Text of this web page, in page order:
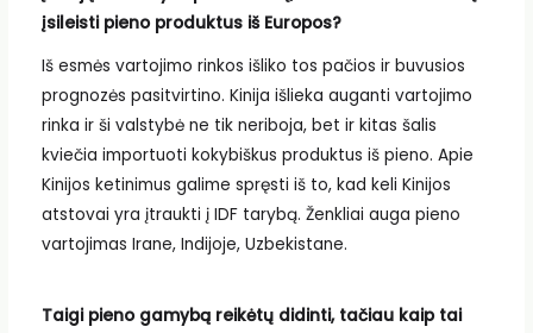
įsileisti pieno produktus iš Europos?
Iš esmės vartojimo rinkos išliko tos pačios ir buvusios
prognozės pasitvirtino. Kinija išlieka auganti vartojimo
rinka ir ši valstybė ne tik neriboja, bet ir kitas šalis
kviečia importuoti kokybiškus produktus iš pieno. Apie
Kinijos ketinimus galime spręsti iš to, kad keli Kinijos
atstovai yra įtraukti į IDF tarybą. Ženkliai auga pieno
vartojimas Irane, Indijoje, Uzbekistane.
Taigi pieno gamybą reikėtų didinti, tačiau kaip tai